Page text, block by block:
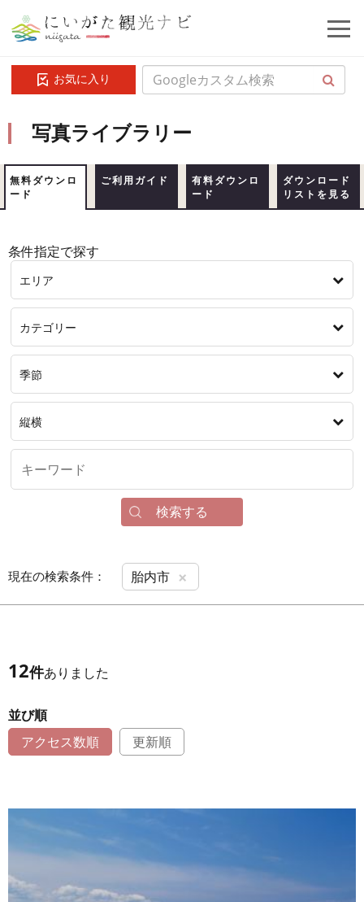
お気に入り
写真ライブラリー
無料ダウンロ
ード
ご利用ガイド
有料ダウンロ
ード
ダウンロード
リストを見る
条件指定で探す
エリア
カテゴリー
季節
縦横
検索する
現在の検索条件： 胎内市 ×
12件ありました
並び順
アクセス数順
更新順